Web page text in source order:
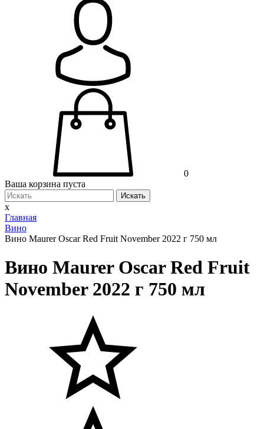
0
Ваша корзина пуста
Искать
x
Главная
Вино
Вино Maurer Oscar Red Fruit November 2022 г 750 мл
Вино Maurer Oscar Red Fruit
November 2022 г 750 мл